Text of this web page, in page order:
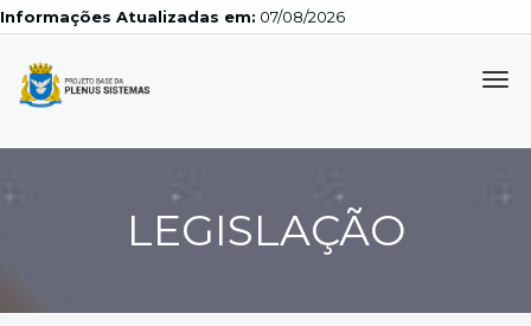
Atualizadas em: 07/08/2026
LEGISLAÇÃO